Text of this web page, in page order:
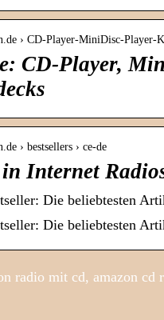
› CD-Player-MiniDisc-
CD-Player,
› bestsellers › ce-de
Internet
Die beliebtesten
Die beliebtesten
radio mit cd, amazon cd